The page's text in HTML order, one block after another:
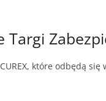
które odbędą